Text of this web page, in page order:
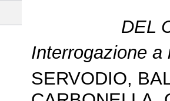
DEL
Interrogazione a
SERVODIO,